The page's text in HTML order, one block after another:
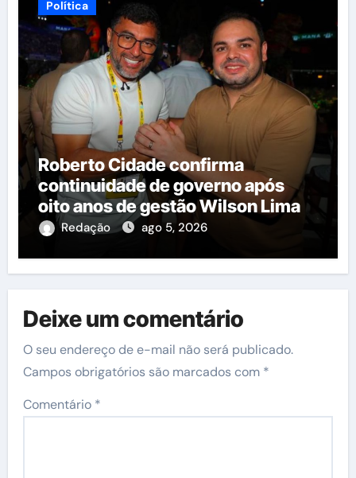
Política
Roberto Cidade confirma
continuidade de governo após
oito anos de gestão Wilson Lima
Redação ago 5, 2026
Deixe um comentário
O seu endereço de e-mail não será publicado.
Campos obrigatórios são marcados com *
Comentário *